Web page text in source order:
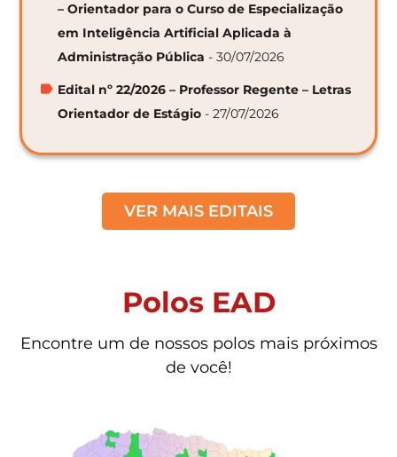
– Orientador para o Curso de Especialização
em Inteligência Artificial Aplicada à
Administração Pública - 30/07/2026
Edital nº 22/2026 – Professor Regente – Letras
Orientador de Estágio - 27/07/2026
VER MAIS EDITAIS
Polos EAD
Encontre um de nossos polos mais próximos
de você!